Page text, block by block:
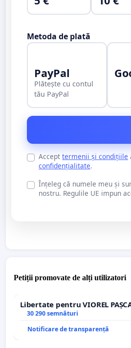
Metoda de plată
PayPal
Plătește cu contul
tău PayPal
Accept termenii și condițiile
confidențialitate.
Înțeleg că numele meu și
nostru. Regulile UE impun
Petiții promovate de alți utilizatori
Libertate pentru VIOREL
30 290 semnături
Notificare de transparență